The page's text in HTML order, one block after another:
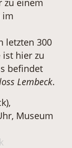
zu einem
im
letzten 300
ist hier zu
befindet
Lembeck.
Museum